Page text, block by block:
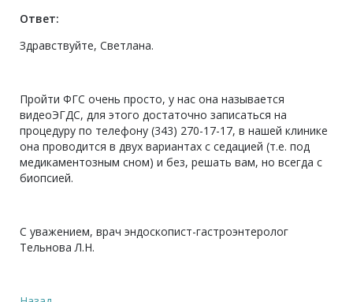
Ответ:
Здравствуйте, Светлана.
Пройти ФГС очень просто, у нас она называется
видеоЭГДС, для этого достаточно записаться на
процедуру по телефону (343) 270-17-17, в нашей клинике
она проводится в двух вариантах с седацией (т.е. под
медикаментозным сном) и без, решать вам, но всегда с
биопсией.
С уважением, врач эндоскопист-гастроэнтеролог
Тельнова Л.Н.